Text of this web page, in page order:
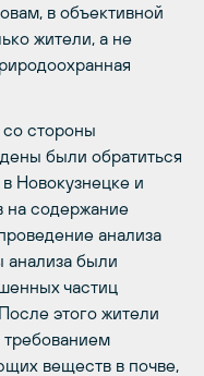
в объективной
жители, а не
со стороны
были обратиться
Новокузнецке и
на содержание
анализа
анализа были
частиц
этого жители
требованием
веществ в почве,